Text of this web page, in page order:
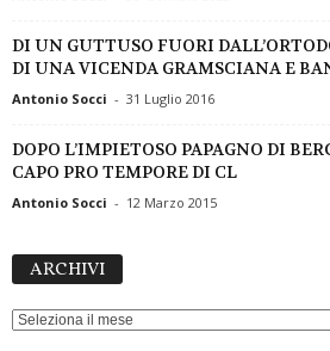
DI UN GUTTUSO FUORI
DI UNA VICENDA GRAMSCIANA E
Antonio Socci - 31 Luglio 2016
DOPO L’IMPIETOSO PAPAGNO DI
CAPO PRO TEMPORE DI CL
Antonio Socci - 12 Marzo 2015
ARCHIVI